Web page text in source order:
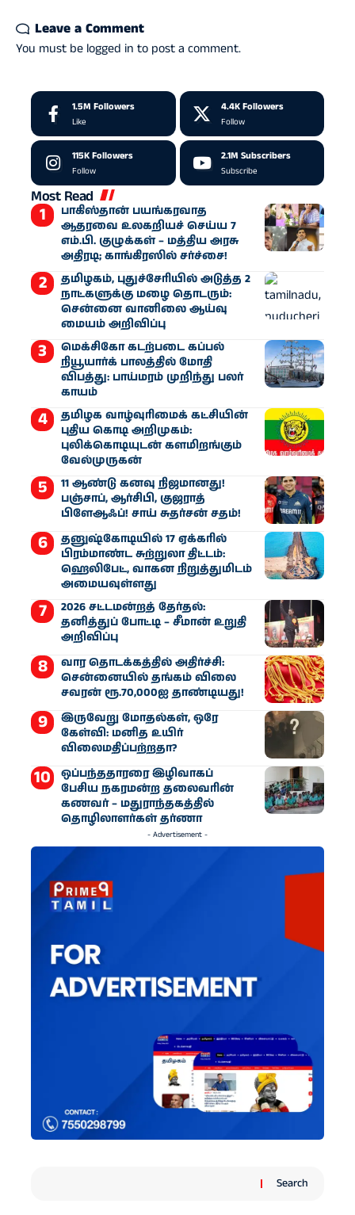
Leave a Comment
You must be logged in to post a comment.
1.5M Followers
Like
4.4K Followers
Follow
115KFollowers
Follow
2.1M Subscribers
Subscribe
Most Read
பாகிஸ்தான் பயங்கரவாத
ஆதரவை உலகறியச் செய்ய 7
எம்.பி. குழுக்கள் – மத்திய அரசு
அதிரடி; காங்கிரஸில் சர்ச்சை!
தமிழகம், புதுச்சேரியில் அடுத்த 2
நாட்களுக்கு மழை தொடரும்:
சென்னை வானிலை ஆய்வு
மையம் அறிவிப்பு
மெக்சிகோ கடற்படை கப்பல்
நியூயார்க் பாலத்தில் மோதி
விபத்து: பாய்மரம் முறிந்து பலர்
காயம்
தமிழக வாழ்வுரிமைக் கட்சியின்
புதிய கொடி அறிமுகம்:
புலிக்கொடியுடன் களமிறங்கும்
வேல்முருகன்
11 ஆண்டு கனவு நிஜமானது!
பஞ்சாப், ஆர்சிபி, குஜராத்
பிளேஆஃப்! சாய் சுதர்சன் சதம்!
தனுஷ்கோடியில் 17 ஏக்கரில்
பிரம்மாண்ட சுற்றுலா திட்டம்:
ஹெலிபேட், வாகன நிறுத்துமிடம்
அமையவுள்ளது
2026 சட்டமன்றத் தேர்தல்:
தனித்துப் போட்டி – சீமான் உறுதி
அறிவிப்பு
வார தொடக்கத்தில் அதிர்ச்சி:
சென்னையில் தங்கம் விலை
சவரன் ரூ.70,000ஐ தாண்டியது!
இருவேறு மோதல்கள், ஒரே
கேள்வி: மனித உயிர்
விலைமதிப்பற்றதா?
ஒப்பந்ததாரரை இழிவாகப்
பேசிய நகரமன்ற தலைவரின்
கணவர் – மதுராந்தகத்தில்
தொழிலாளர்கள் தர்ணா
- Advertisement -
Search